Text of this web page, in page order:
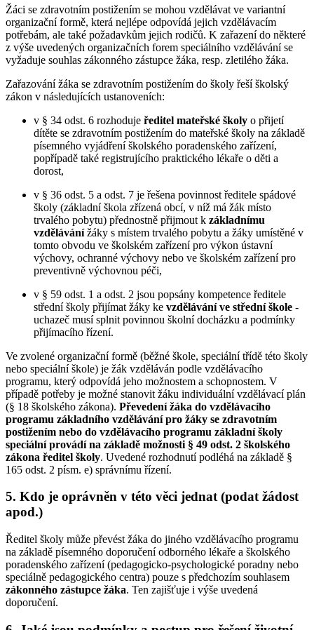
Žáci se zdravotním postižením se mohou vzdělávat ve variantní
organizační formě, která nejlépe odpovídá jejich vzdělávacím
potřebám, ale také požadavkům jejich rodičů. K zařazení do některé
z výše uvedených organizačních forem speciálního vzdělávání se
vyžaduje souhlas zákonného zástupce žáka, resp. zletilého žáka.
Zařazování žáka se zdravotním postižením do školy řeší školský
zákon v následujících ustanoveních:
v § 34 odst. 6 rozhoduje ředitel mateřské školy o přijetí
dítěte se zdravotním postižením do mateřské školy na základě
písemného vyjádření školského poradenského zařízení,
popřípadě také registrujícího praktického lékaře o děti a
dorost,
v § 36 odst. 5 a odst. 7 je řešena povinnost ředitele spádové
školy (základní škola zřízená obcí, v níž má žák místo
trvalého pobytu) přednostně přijmout k základnímu
vzdělávánížáky s místem trvalého pobytu a žáky umístěné v
tomto obvodu ve školském zařízení pro výkon ústavní
výchovy, ochranné výchovy nebo ve školském zařízení pro
preventivně výchovnou péči,
v § 59 odst. 1 a odst. 2 jsou popsány kompetence ředitele
střední školy přijímat žáky ke vzdělávání ve střední škole -
uchazeč musí splnit povinnou školní docházku a podmínky
přijímacího řízení.
Ve zvolené organizační formě (běžné škole, speciální třídě této školy
nebo speciální škole) je žák vzděláván podle vzdělávacího
programu, který odpovídá jeho možnostem a schopnostem. V
případě potřeby je možné stanovit žáku individuální vzdělávací plán
(§ 18 školského zákona). Převedení žáka do vzdělávacího
programu základního vzdělávání pro žáky se zdravotním
postižením nebo do vzdělávacího programu základní školy
speciální provádí na základě možnosti § 49 odst. 2 školského
zákona ředitel školy. Uvedené rozhodnutí podléhá na základě §
165 odst. 2 písm. e) správnímu řízení.
5. Kdo je oprávněn v této věci jednat (podat žádost
apod.)
Ředitel školy může převést žáka do jiného vzdělávacího programu
na základě písemného doporučení odborného lékaře a školského
poradenského zařízení (pedagogicko-psychologické poradny nebo
speciálně pedagogického centra) pouze s předchozím souhlasem
zákonného zástupce žáka. Ten zajišťuje i výše uvedená
doporučení.